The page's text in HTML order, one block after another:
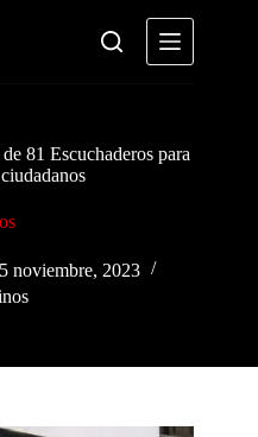
81 Escuchaderos para
noviembre, 2023